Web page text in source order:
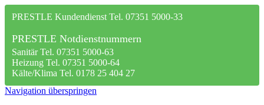
PRESTLE Kundendienst Tel. 07351 5000-33
PRESTLE Notdienstnummern
Sanitär Tel. 07351 5000-63
Heizung Tel. 07351 5000-64
Kälte/Klima Tel. 0178 25 404 27
Navigation überspringen